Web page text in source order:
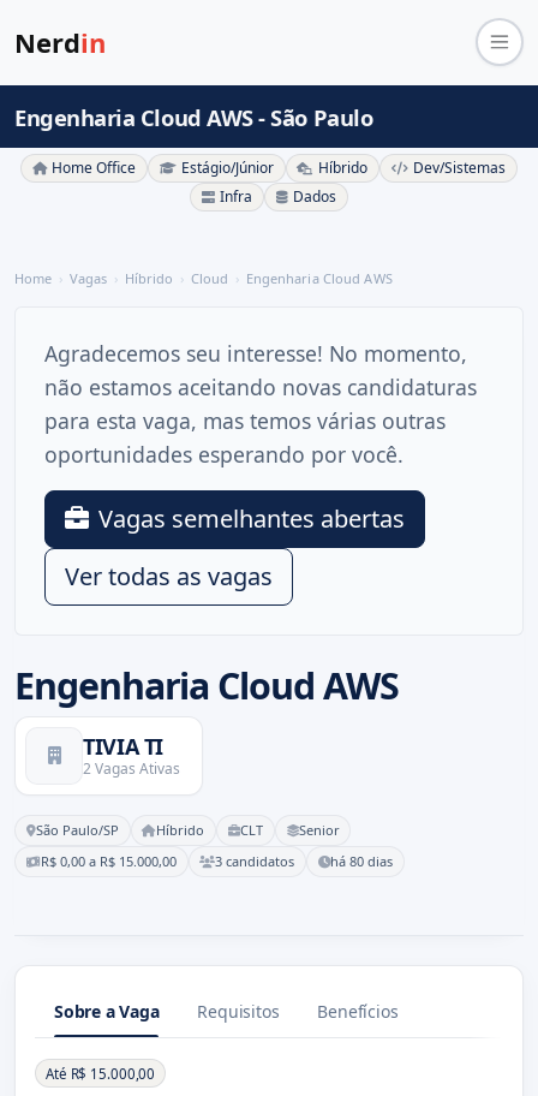
Nerdin
Engenharia Cloud AWS - São Paulo
Home Office Estágio/Júnior Híbrido
Dev/Sistemas
Infra
Dados
Home Vagas Híbrido Cloud Engenharia Cloud AWS
Engenharia Cloud AWS
TIVIA TI
2 Vagas Ativas
São Paulo/SP Híbrido CLT
Senior
R$ 0,00 a R$ 15.000,00
3 candidatos há 80 dias
Agradecemos seu interesse! No momento,
não estamos aceitando novas candidaturas
para esta vaga, mas temos várias outras
oportunidades esperando por você.
Vagas semelhantes abertas
Ver todas as vagas
Sobre a Vaga Requisitos Benefícios
Sobre a Vaga
Até R$ 15.000,00